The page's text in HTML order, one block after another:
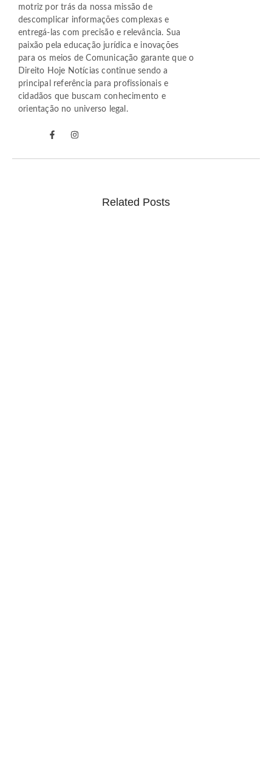
motriz por trás da nossa missão de
descomplicar informações complexas e
entregá-las com precisão e relevância. Sua
paixão pela educação jurídica e inovações
para os meios de Comunicação garante que o
Direito Hoje Notícias continue sendo a
principal referência para profissionais e
cidadãos que buscam conhecimento e
orientação no universo legal.
Related Posts